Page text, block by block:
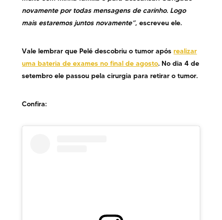
novamente por todas mensagens de carinho. Logo
mais estaremos juntos novamente”, escreveu ele.
Vale lembrar que Pelé descobriu o tumor apósrealizar
uma bateria de exames no final de agosto. No dia 4 de
setembro ele passou pela cirurgia para retirar o tumor.
Confira: